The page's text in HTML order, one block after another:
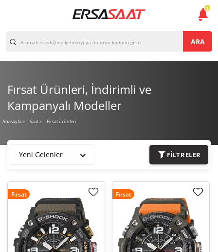
ARA
Fırsat Ürünleri, İndirimli ve
Kampanyalı Modeller
Anasayfa> Saat > Fırsat ürünleri
Yeni Gelenler FILTRELER
Fırsat Fırsat
1